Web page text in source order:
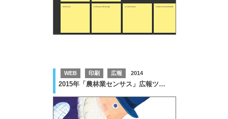
WEB 印刷 広報 2014
2015年「農林業センサス」広報ツール